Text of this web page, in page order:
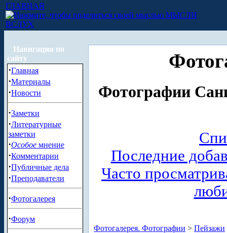
ГЛАВНАЯ
МЫСЛИ
ВСЛУХ
Навигация по
сайту
·Главная
·Материалы
·Новости
·Заметки
·Литературные
заметки
·Особое мнение
·Комментарии
·Публичные дела
·Преподаватели
·Фотогалерея
·Форум
Фотографии
Последние
Часто
Фотогалерея. Фотографии > Пейзажи